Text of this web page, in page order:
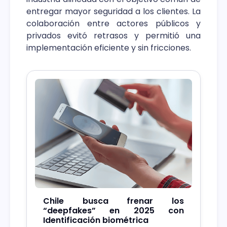
entregar mayor seguridad a los clientes. La
colaboración entre actores públicos y
privados evitó retrasos y permitió una
implementación eficiente y sin fricciones.
Chile busca frenar los
“deepfakes” en 2025 con
Identificación biométrica